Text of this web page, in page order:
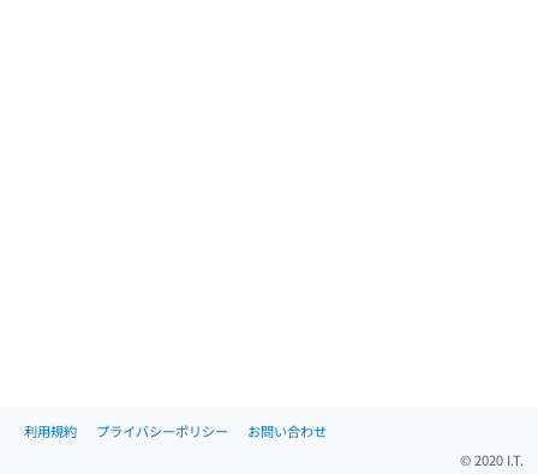
利用規約 プライバシーポリシー
お問い合わせ
© 2020 I.T.